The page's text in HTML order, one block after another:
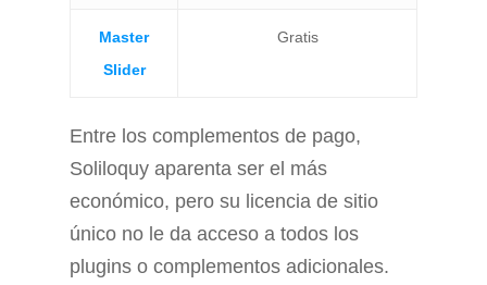
Master
Slider
Gratis
Entre los complementos de pago,
Soliloquy aparenta ser el más
económico, pero su licencia de sitio
único no le da acceso a todos los
plugins o complementos adicionales.